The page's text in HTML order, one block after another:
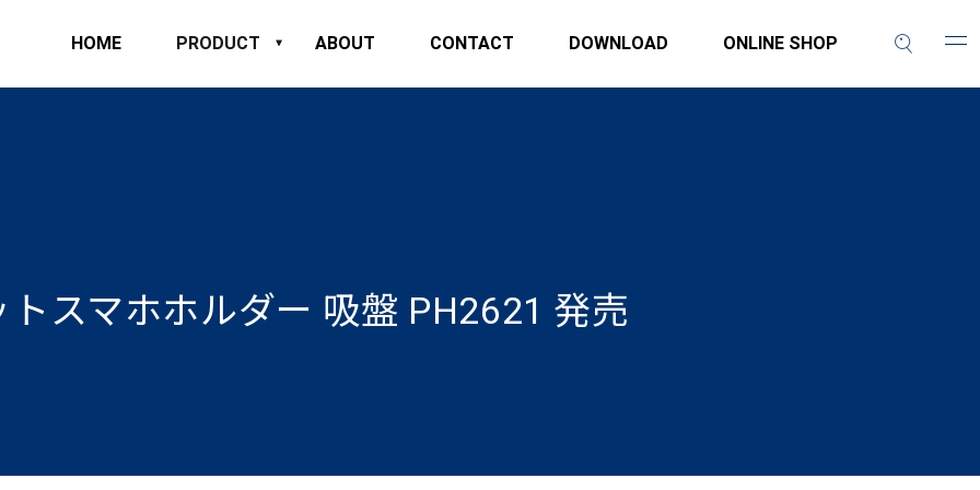
HOME PRODUCT ABOUT CONTACT DOWNLOAD ONLINE SHOP
スマホホルダー 吸盤 PH2621 発売